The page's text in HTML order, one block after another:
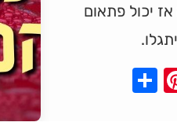
יכול פתאום
Pinterest